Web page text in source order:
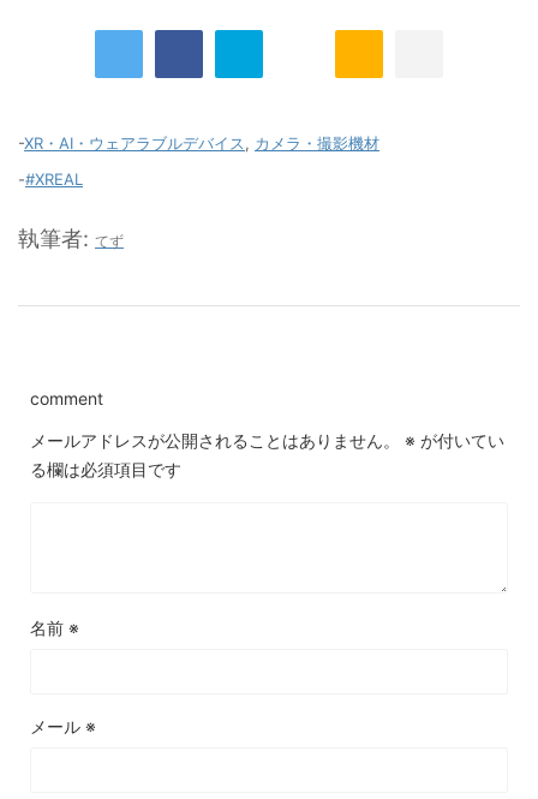
-XR・AI・ウェアラブルデバイス, カメラ・撮影機材
-#XREAL
執筆者: てず
comment
メールアドレスが公開されることはありません。 ※ が付いてい
る欄は必須項目です
名前 ※
メール ※